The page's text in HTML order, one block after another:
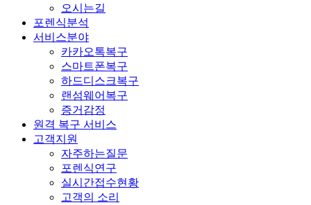
오시는길
포렌식분석
서비스분야
카카오톡복구
스마트폰복구
하드디스크복구
랜섬웨어복구
증거감정
원격 복구 서비스
고객지원
자주하는질문
포렌식연구
실시간접수현황
고객의 소리